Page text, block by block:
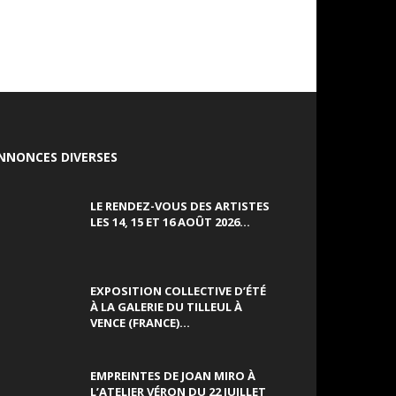
DIVERSES
LE RENDEZ-VOUS DES ARTISTES
LES 14, 15 ET 16 AOÛT 2026...
EXPOSITION COLLECTIVE D’ÉTÉ
À LA GALERIE DU TILLEUL À
VENCE (FRANCE)...
EMPREINTES DE JOAN MIRO À
L’ATELIER VÉRON DU 22 JUILLET